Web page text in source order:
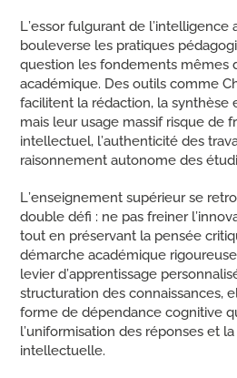
L’essor fulgurant de
bouleverse les pratiques
question les fondements mêmes
académique. Des outils comme
facilitent la rédaction, la synthèse
mais leur usage massif risque de
intellectuel, l’authenticité des
raisonnement autonome des
L’enseignement supérieur se
double défi : ne pas freiner
tout en préservant la pensée
démarche académique
levier d’apprentissage
structuration des connaissances,
forme de dépendance cognitive
l’uniformisation des réponses et
intellectuelle.